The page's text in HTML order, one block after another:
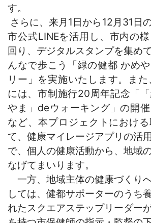
す。
さらに、来月1日から12月31日
市公式LINEを活用し、市内の
回り、デジタルスタンプを集め
んなで歩こう「緑の健都 かめ
リー」を実施いたします。また
には、市制施行20周年記念「
やま」deウォーキング」の開
など、本プロジェクトにおけ
て、健康マイレージアプリの活
で、個人の健康活動から、地域
なげてまいります。
一方、地域主体の健康づくり
しては、健都サポーターのうち
れたスクエアステップリーダー